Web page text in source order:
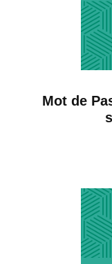
Mot de